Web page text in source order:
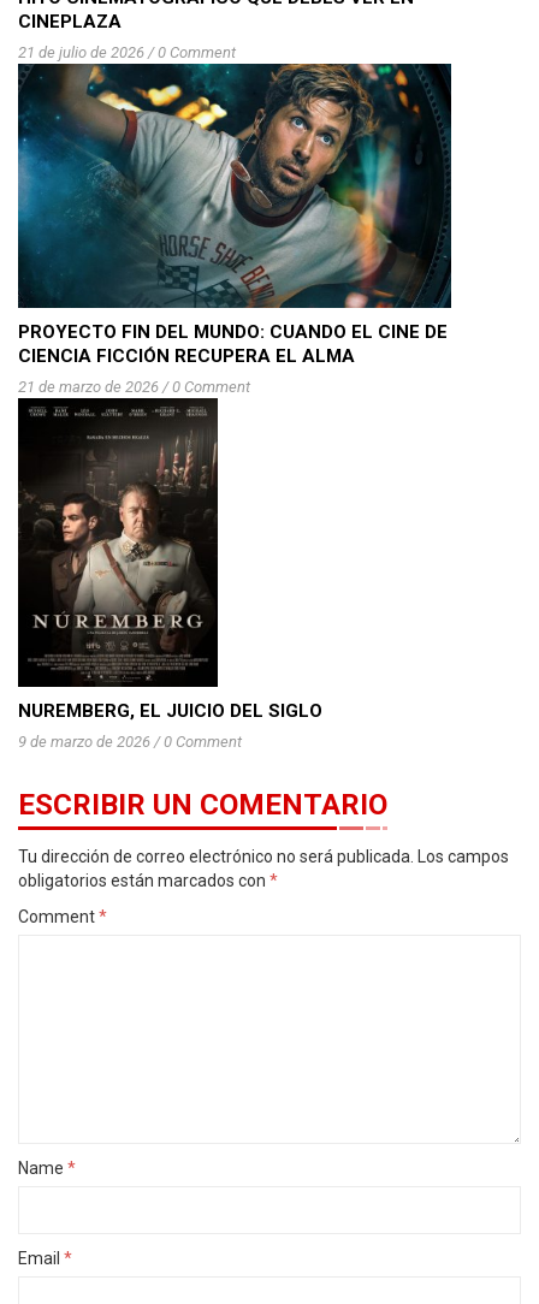
CINEPLAZA
21 de julio de 2026 / 0 Comment
PROYECTO FIN DEL MUNDO: CUANDO EL CINE DE
CIENCIA FICCIÓN RECUPERA EL ALMA
21 de marzo de 2026 / 0 Comment
NUREMBERG, EL JUICIO DEL SIGLO
9 de marzo de 2026 / 0 Comment
ESCRIBIR UN COMENTARIO
Tu dirección de correo electrónico no será publicada.
Los campos
obligatorios están marcados con *
Comment*
Name *
Email *